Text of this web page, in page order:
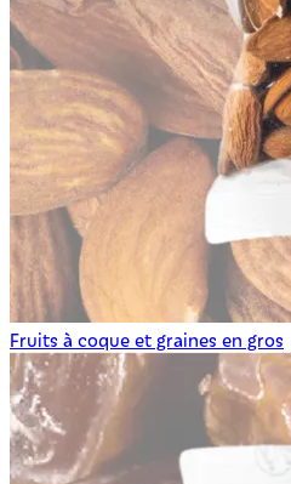
Fruits à coque et graines en gros